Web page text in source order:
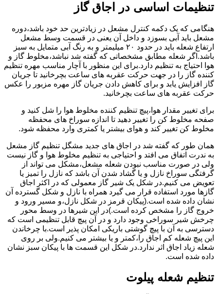
تنظیمات اساسی در اجاق گاز
هنگامی که یک دکمه کنترل مشعل در زیادترین حد خود باشد،دوره
مشعل باید آبی بسوزد و داخل آن یعنی در قسمت وسط مشعل
ارتفاع شعله باید در حدود ۲۰ میلیمتر و به رنگ آبی متمایل به سبز
باشد.اگر شعله مطابق مشخصاتی که گفته شد نباشد،مخلوط گاز و
هوا احتیاج به تنظیم دارد.برای این منظور با آچار مناسب مهره تنظیم
کننده گاز را در جهت حرکت عقربه های ساعت بچرخانید تا جریان
گاز افزایش یابد و برای کاهش دادن جریان گاز مهره مزبور را عکس
حرکت عقربه های ساعت بچرخانید.
برای تغییر مقدار هوا،پیچ تنظیم کننده مخلوط هوا را شل کنید و
صفحه مخلوط کن را تغییر دهید تا اندازه سوراخ های محفظه
مخلوط کن تغییر کند و هوای بیشتر یا کمتری وارد محفظه شود.
همان طور که گفته شد در اجاق های جدید مشگل تنظیم گاز مشعل
به ندرت اتفاق می افتد و احتیاجی به تنظیم مخلوط هوا و گاز نیست
ولی در صورت مناسب نبودن شعله مشعل،مشکل می تواند از
گرفتگی سوراخ نازل و یا گشاد شدن آن باشد که نازل را تمیز یا
تعویض می کنیم.در شکل یک شیر گاز معمولی که در اکثر اجاق
گازها مورد استفاده قرار می گیرد همراه با نازل و شکل گسترده آن
نشان داده شده است.(پیکان قرمز در شکل نازل،و مسیر ورود و
خروج گاز را مشخص کرده است.)در این شیرها در وسط محور
چرخش شیر سوراخی وجود دارد و در آن پیچ قابل تنظیمی است که
دسترسی به آن با پیچ گوشتی باریکی امکان پذیر است.با چرخاندن
این پیچ شعله کم اجاق را،کمتر و یا بیشتر می کنیم.ولی بر روی
شعله زیاد اجاق اثر ندارد.در شکل این قسمت ها با پیکان سبز نشان
داده شده است.
تنظیم شعله پیلوت